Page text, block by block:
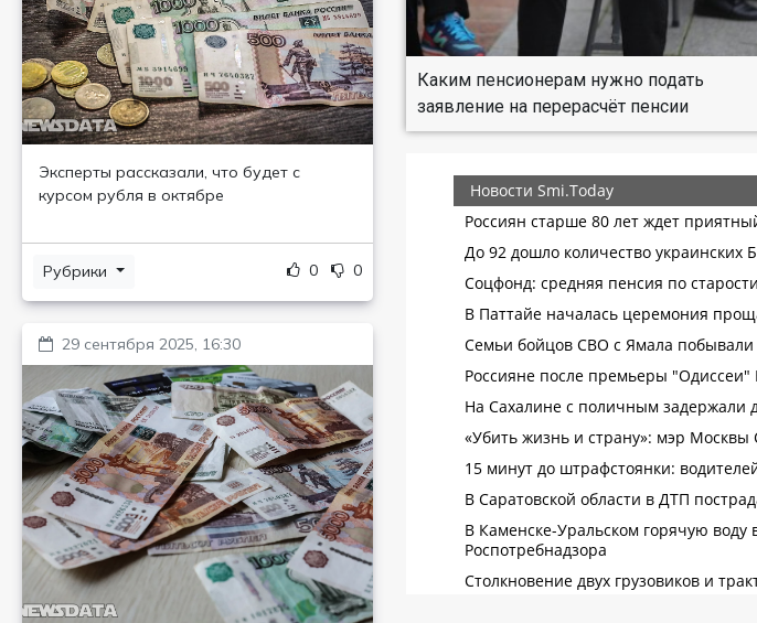
Эксперты рассказали, что будет с
курсом рубля в октябре
Рубрики 0 0
29 сентября 2025, 16:30
Каким пенсионерам нужно подать
заявление на перерасчёт пенсии